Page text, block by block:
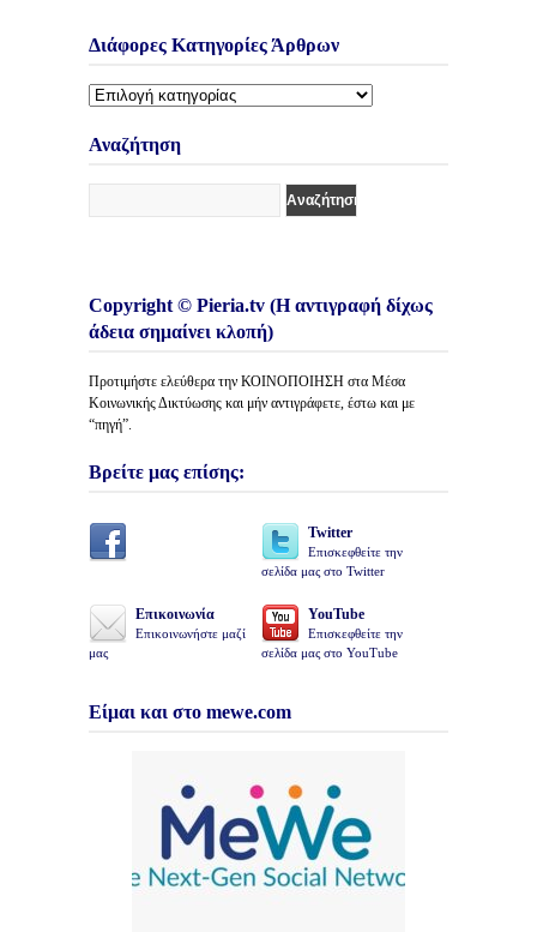
Διάφορες Κατηγορίες Άρθρων
Διάφορες
Άρθρων
Αναζήτηση
Copyright © Pieria.tv (Η αντιγραφή δίχως
άδεια σημαίνει κλοπή)
Προτιμήστε ελεύθερα την ΚΟΙΝΟΠΟΙΗΣΗ στα Μέσα
Κοινωνικής Δικτύωσης και μήν αντιγράφετε, έστω και με
“πηγή”.
Βρείτε μας επίσης:
Twitter
Επισκεφθείτε την
σελίδα μας στο Twitter
Επικοινωνία
Επικοινωνήστε μαζί
μας
YouTube
Επισκεφθείτε την
σελίδα μας στο YouTube
Είμαι και στο mewe.com